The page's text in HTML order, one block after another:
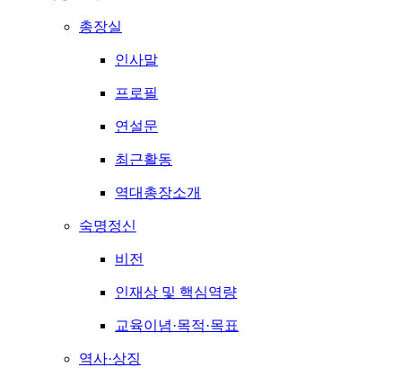
총장실
인사말
프로필
연설문
최근활동
역대총장소개
숙명정신
비전
인재상 및 핵심역량
교육이념·목적·목표
역사·상징